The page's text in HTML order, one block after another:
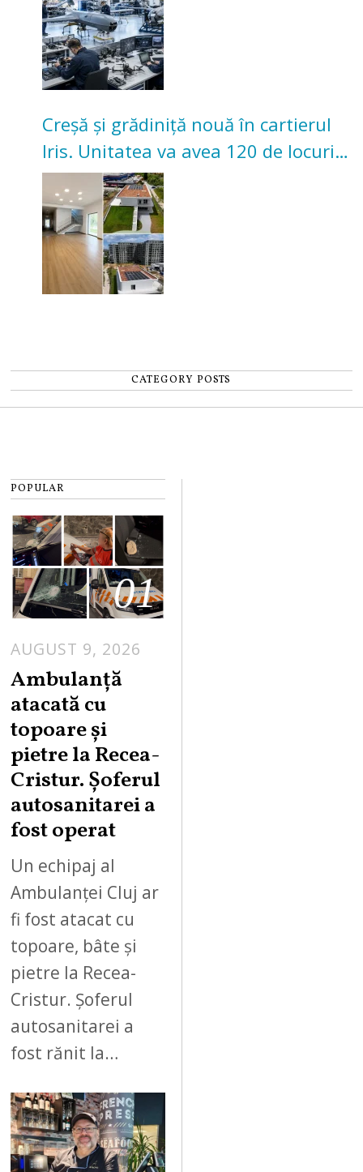
Creșă și grădiniță nouă în cartierul
Iris. Unitatea va avea 120 de locuri
pentru copii
CATEGORY POSTS
POPULAR
01
AUGUST 9, 2026
Ambulanță
atacată cu
topoare și
pietre la Recea-
Cristur. Șoferul
autosanitarei a
fost operat
Un echipaj al
Ambulanței Cluj ar
fi fost atacat cu
topoare, bâte și
pietre la Recea-
Cristur. Șoferul
autosanitarei a
fost rănit la…